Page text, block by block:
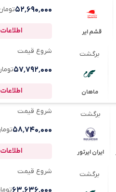
قشم ایر
۵۲٬۶۹۰٬۰۰۰
برگشت
ایران ایرتور
شروع قیمت
۵۸٬۷۴۰٬۰۰۰
برگشت شروع قیمت
۶۳٬۶۳۶٬۰۰۰
برگشت
ماهان
شروع قیمت
۵۷٬۷۹۲٬۰۰۰